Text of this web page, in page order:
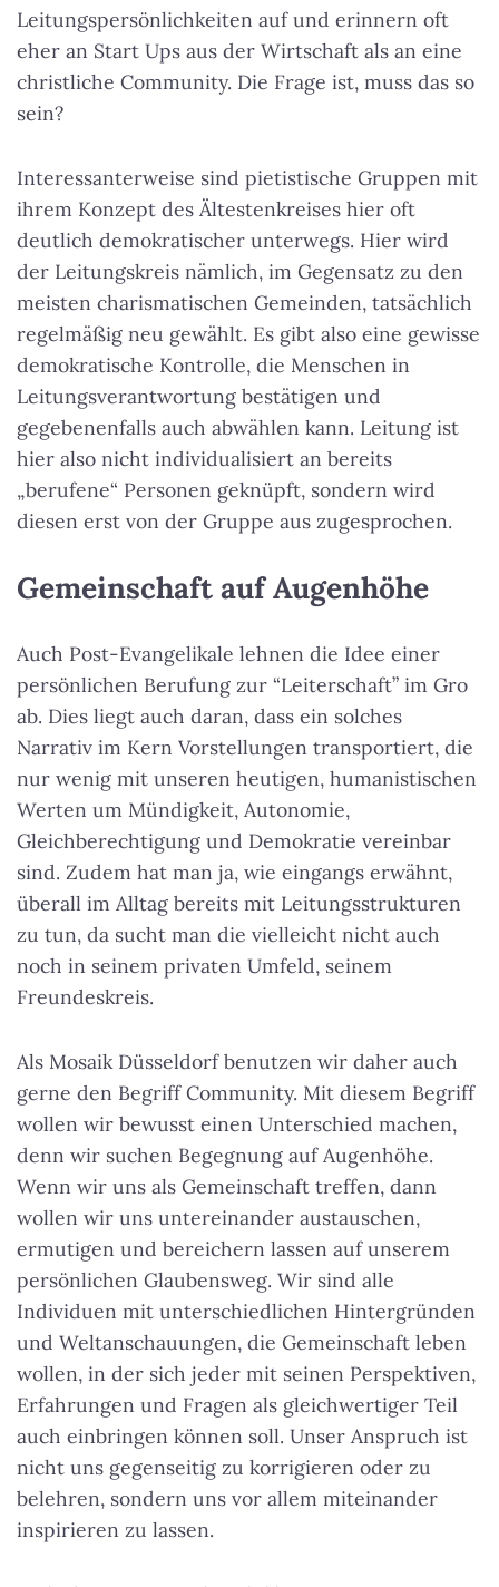
Leitungspersönlichkeiten auf und erinnern oft
eher an Start Ups aus der Wirtschaft als an eine
christliche Community. Die Frage ist, muss das so
sein?
Interessanterweise sind pietistische Gruppen mit
ihrem Konzept des Ältestenkreises hier oft
deutlich demokratischer unterwegs. Hier wird
der Leitungskreis nämlich, im Gegensatz zu den
meisten charismatischen Gemeinden, tatsächlich
regelmäßig neu gewählt. Es gibt also eine gewisse
demokratische Kontrolle, die Menschen in
Leitungsverantwortung bestätigen und
gegebenenfalls auch abwählen kann. Leitung ist
hier also nicht individualisiert an bereits
„berufene“ Personen geknüpft, sondern wird
diesen erst von der Gruppe aus zugesprochen.
Gemeinschaft auf Augenhöhe
Auch Post-Evangelikale lehnen die Idee einer
persönlichen Berufung zur “Leiterschaft” im Gro
ab. Dies liegt auch daran, dass ein solches
Narrativ im Kern Vorstellungen transportiert, die
nur wenig mit unseren heutigen, humanistischen
Werten um Mündigkeit, Autonomie,
Gleichberechtigung und Demokratie vereinbar
sind. Zudem hat man ja, wie eingangs erwähnt,
überall im Alltag bereits mit Leitungsstrukturen
zu tun, da sucht man die vielleicht nicht auch
noch in seinem privaten Umfeld, seinem
Freundeskreis.
Als Mosaik Düsseldorf benutzen wir daher auch
gerne den Begriff Community. Mit diesem Begriff
wollen wir bewusst einen Unterschied machen,
denn wir suchen Begegnung auf Augenhöhe.
Wenn wir uns als Gemeinschaft treffen, dann
wollen wir uns untereinander austauschen,
ermutigen und bereichern lassen auf unserem
persönlichen Glaubensweg. Wir sind alle
Individuen mit unterschiedlichen Hintergründen
und Weltanschauungen, die Gemeinschaft leben
wollen, in der sich jeder mit seinen Perspektiven,
Erfahrungen und Fragen als gleichwertiger Teil
auch einbringen können soll. Unser Anspruch ist
nicht uns gegenseitig zu korrigieren oder zu
belehren, sondern uns vor allem miteinander
inspirieren zu lassen.